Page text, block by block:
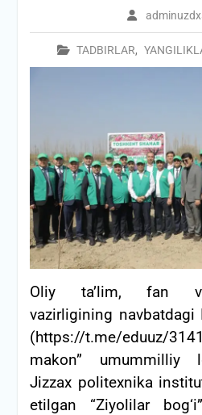
TADBIRLAR,
Oliy ta’lim, fan
vazirligining navbatdagi
(https://t.me/eduuz/
makon” umummilliy
Jizzax politexnika
etilgan “Ziyolilar